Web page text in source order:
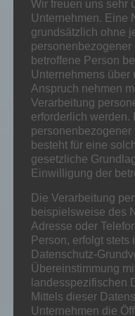
UNSERE
Blumenviertel-
Wir freuen uns sehr
Unternehmen. Eine
grundsätzlich ohne
betroffene Person
Unternehmens über
Anspruch nehmen
Verarbeitung
erforderlich werden.
besteht für eine
gesetzliche
Einwilligung der
Die Verarbeitung
beispielsweise des
Adresse oder
Person, erfolgt stets
Datenschutz-
Übereinstimmung
landesspezifischen
Mittels dieser
Unternehmen die